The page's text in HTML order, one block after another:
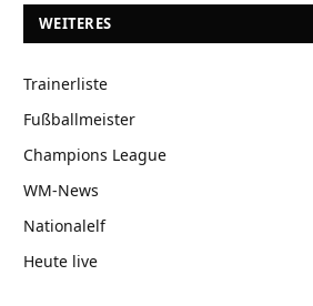
WEITERES
Trainerliste
Fußballmeister
Champions League
WM-News
Nationalelf
Heute live